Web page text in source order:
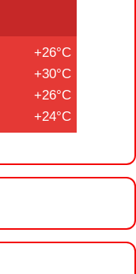
+26°C
+30°C
+26°C
+24°C